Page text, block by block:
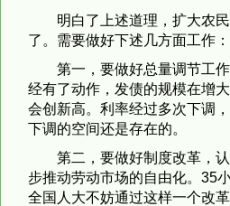
明白了上述道理，扩大农
了。需要做好下述几方面工作：
第一，要做好总量调节工
经有了动作，发债的规模在增
会创新高。利率经过多次下调
下调的空间还是存在的。
第二，要做好制度改革，
步推动劳动市场的自由化。35
全国人大不妨通过这样一个改